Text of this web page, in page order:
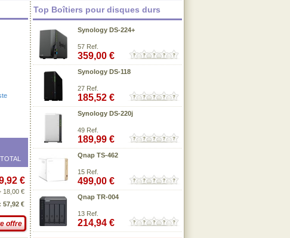
€
18,00 €
57,92 €
offre
Top Boîtiers pour disques durs
Synology DS-224+
57 Ref.
359,00 €
Synology DS-118
27 Ref.
185,52 €
Synology DS-220j
49 Ref.
189,99 €
Qnap TS-462
15 Ref.
499,00 €
Qnap TR-004
13 Ref.
214,94 €